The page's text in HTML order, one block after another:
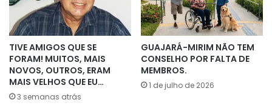
TIVE AMIGOS QUE SE
FORAM! MUITOS, MAIS
NOVOS, OUTROS, ERAM
MAIS VELHOS QUE EU…
3 semanas atrás
GUAJARÁ-MIRIM NÃO TEM
CONSELHO POR FALTA DE
MEMBROS.
1 de julho de 2026